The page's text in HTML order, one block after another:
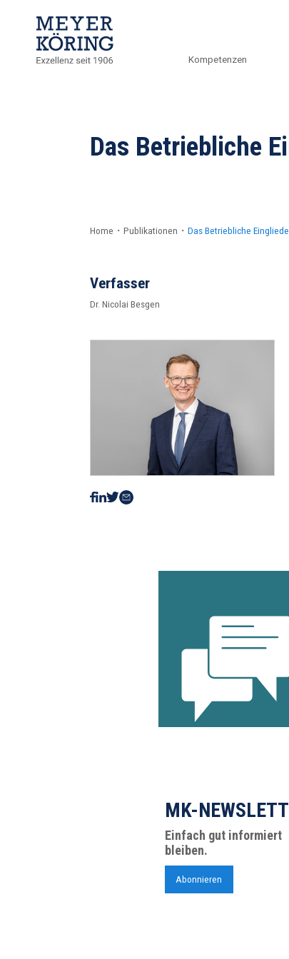
Kompetenzen
Das Betriebliche
Home ・ Publikationen ・ Das Betriebliche
Verfasser
Dr. Nicolai Besgen
MK-
Einfach gut informiert
bleiben.
Abonnieren